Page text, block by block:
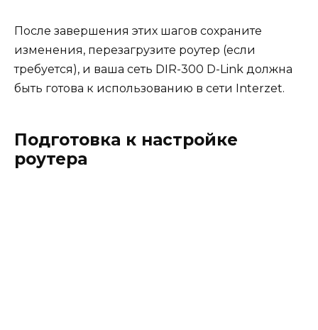
После завершения этих шагов сохраните
изменения, перезагрузите роутер (если
требуется), и ваша сеть DIR-300 D-Link должна
быть готова к использованию в сети Interzet.
Подготовка к настройке
роутера